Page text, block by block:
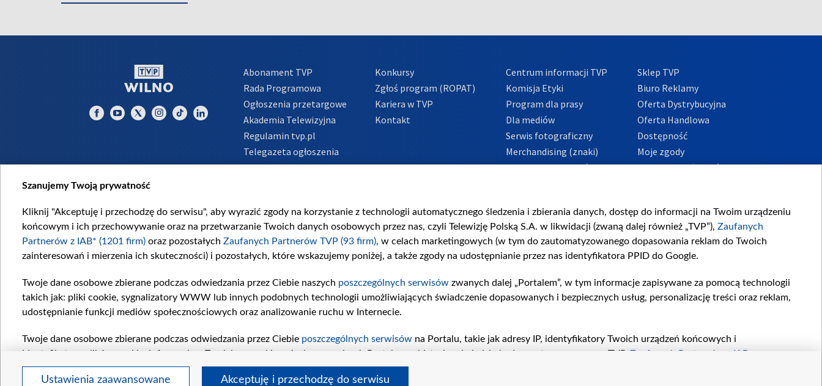
Abonament TVP
Rada Programowa
Ogłoszenia przetargowe
Akademia Telewizyjna
Regulamin tvp.pl
Telegazeta ogłoszenia
Informacje o nadawcy
Konkursy
Zgłoś program (ROPAT)
Kariera w TVP
Kontakt
Centrum informacji TVP
Komisja Etyki
Program dla prasy
Dla mediów
Serwis fotograficzny
Merchandising (znaki)
Polityka Prywatności
Sklep TVP
Biuro Reklamy
Oferta Dystrybucyjna
Oferta Handlowa
Dostępność
Moje zgody
Procedura zgłoszeń
Szanujemy Twoją prywatność
Kliknij "Akceptuję i przechodzę do serwisu", aby wyrazić zgody na korzystanie z technologii automatycznego śledzenia i zbierania danych, dostęp do informacji na Twoim urządzeniu
końcowym i ich przechowywanie oraz na przetwarzanie Twoich danych osobowych przez nas, czyli Telewizję Polską S.A. w likwidacji (zwaną dalej również „TVP”), Zaufanych
Partnerów z IAB* (1201 firm) oraz pozostałych Zaufanych Partnerów TVP (93 firm), w celach marketingowych (w tym do zautomatyzowanego dopasowania reklam do Twoich
zainteresowań i mierzenia ich skuteczności) i pozostałych, które wskazujemy poniżej, a także zgody na udostępnianie przez nas identyfikatora PPID do Google.
Twoje dane osobowe zbierane podczas odwiedzania przez Ciebie naszych poszczególnych serwisów zwanych dalej „Portalem”, w tym informacje zapisywane za pomocą technologii
takich jak: pliki cookie, sygnalizatory WWW lub innych podobnych technologii umożliwiających świadczenie dopasowanych i bezpiecznych usług, personalizację treści oraz reklam,
udostępnianie funkcji mediów społecznościowych oraz analizowanie ruchu w Internecie.
Twoje dane osobowe zbierane podczas odwiedzania przez Ciebie poszczególnych serwisów na Portalu, takie jak adresy IP, identyfikatory Twoich urządzeń końcowych i
identyfikatory plików cookie, informacje o Twoich wyszukiwaniach w serwisach Portalu czy historia odwiedzin będą przetwarzane przez TVP, Zaufanych Partnerów z IAB
pozostałychZaufanych Partnerów TVP
dla realizacji następujących celów i funkcji: przechowywania informacji na urządzeniu lub dostęp do nich, wyboru podstawowych reklam,
wyboru spersonalizowanych reklam, tworzenia profilu spersonalizowanych reklam, tworzenia profilu spersonalizowanych treści, wyboru spersonalizowanych treści, pomiaru
Ustawienia zaawansowane Akceptuję i przechodzę do serwisu